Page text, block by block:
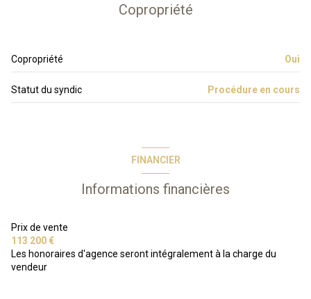
Copropriété
Copropriété Oui
Statut du syndic Procédure en cours
FINANCIER
Informations financières
Prix de vente
113 200 €
Les honoraires d'agence seront intégralement à la charge du
vendeur